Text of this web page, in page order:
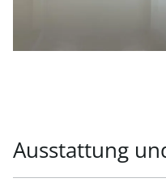
Stellplatz (keiner mehr
Laxenburgerstr. 228
Ausstattung